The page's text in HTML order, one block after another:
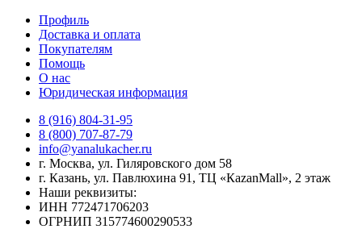
Профиль
Доставка и оплата
Покупателям
Помощь
О нас
Юридическая информация
8 (916) 804-31-95
8 (800) 707-87-79
info@yanalukacher.ru
г. Москва, ул. Гиляровского дом 58
г. Казань, ул. Павлюхина 91, ТЦ «КazanMall», 2 этаж
Наши реквизиты:
ИНН 772471706203
ОГРНИП 315774600290533